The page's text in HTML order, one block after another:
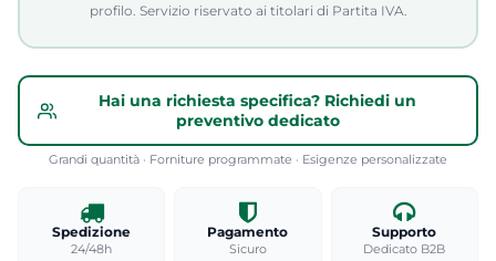
profilo. Servizio riservato ai titolari di Partita IVA.
Hai una richiesta specifica? Richiedi un
preventivo dedicato
Grandi quantità · Forniture programmate · Esigenze personalizzate
Spedizione
24/48h
Pagamento
Sicuro
Supporto
Dedicato B2B